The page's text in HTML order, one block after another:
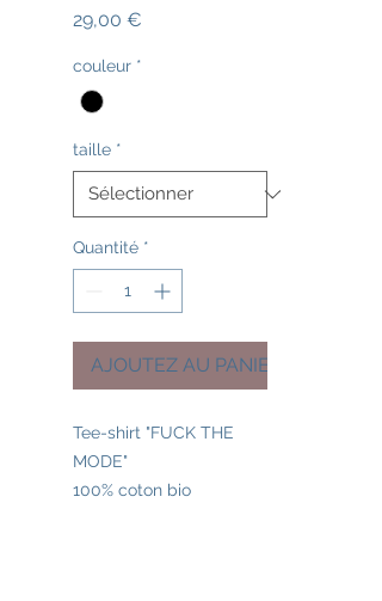
29,00 €
couleur *
taille *
Quantité *
AJOUTEZ AU PANIER
Tee-shirt "FUCK THE
MODE"
100% coton bio